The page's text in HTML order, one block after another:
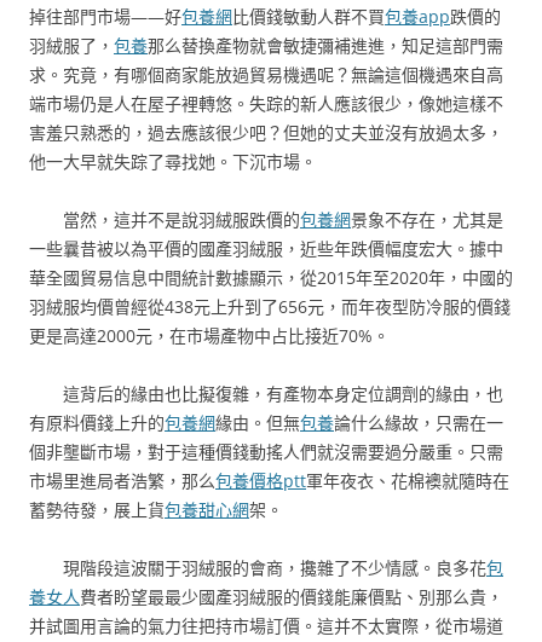
掉往部門市場——好包養網比價錢敏動人群不買包養app跌價的
羽絨服了， 包養那么替換產物就會敏捷彌補進進，知足這部門需
求。究竟，有哪個商家能放過貿易機遇呢？無論這個機遇來自高
端市場仍是人在屋子裡轉悠。失踪的新人應該很少，像她這樣不
害羞只熟悉的，過去應該很少吧？但她的丈夫並沒有放過太多，
他一大早就失踪了尋找她。下沉市場。
當然，這并不是說羽絨服跌價的包養網景象不存在，尤其是
一些曩昔被以為平價的國產羽絨服，近些年跌價幅度宏大。據中
華全國貿易信息中間統計數據顯示，從2015年至2020年，中國的
羽絨服均價曾經從438元上升到了656元，而年夜型防冷服的價錢
更是高達2000元，在市場產物中占比接近70%。
這背后的緣由也比擬復雜，有產物本身定位調劑的緣由，也
有原料價錢上升的包養網緣由。但無包養論什么緣故，只需在一
個非壟斷市場，對于這種價錢動搖人們就沒需要過分嚴重。只需
市場里進局者浩繁，那么包養價格ptt軍年夜衣、花棉襖就隨時在
蓄勢待發，展上貨包養甜心網架。
現階段這波關于羽絨服的會商，攙雜了不少情感。良多花包
養女人費者盼望最最少國產羽絨服的價錢能廉價點、別那么貴，
并試圖用言論的氣力往把持市場訂價。這并不太實際，從市場道